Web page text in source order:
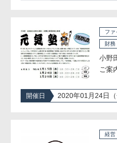
ファ
財務
小野
ご案
開催日 2020年01月24日（
経営